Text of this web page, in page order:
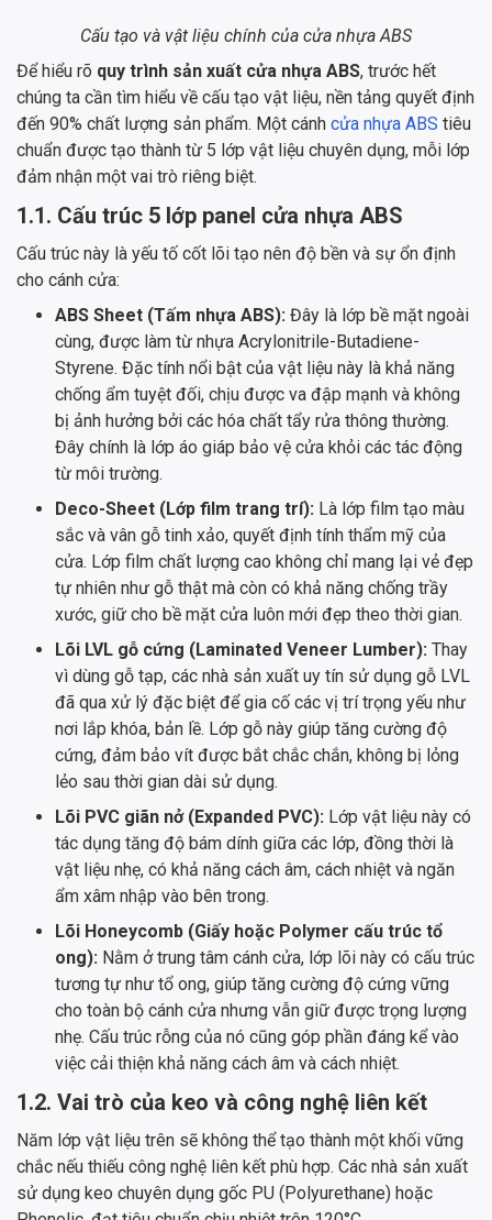
Cấu tạo và vật liệu chính của cửa nhựa ABS
Để hiểu rõ quy trình sản xuất cửa nhựa ABS, trước hết
chúng ta cần tìm hiểu về cấu tạo vật liệu, nền tảng quyết định
đến 90% chất lượng sản phẩm. Một cánh cửa nhựa ABS tiêu
chuẩn được tạo thành từ 5 lớp vật liệu chuyên dụng, mỗi lớp
đảm nhận một vai trò riêng biệt.
1.1. Cấu trúc 5 lớp panel cửa nhựa ABS
Cấu trúc này là yếu tố cốt lõi tạo nên độ bền và sự ổn định
cho cánh cửa:
ABS Sheet (Tấm nhựa ABS): Đây là lớp bề mặt ngoài
cùng, được làm từ nhựa Acrylonitrile-Butadiene-
Styrene. Đặc tính nổi bật của vật liệu này là khả năng
chống ẩm tuyệt đối, chịu được va đập mạnh và không
bị ảnh hưởng bởi các hóa chất tẩy rửa thông thường.
Đây chính là lớp áo giáp bảo vệ cửa khỏi các tác động
từ môi trường.
Deco-Sheet (Lớp film trang trí): Là lớp film tạo màu
sắc và vân gỗ tinh xảo, quyết định tính thẩm mỹ của
cửa. Lớp film chất lượng cao không chỉ mang lại vẻ đẹp
tự nhiên như gỗ thật mà còn có khả năng chống trầy
xước, giữ cho bề mặt cửa luôn mới đẹp theo thời gian.
Lõi LVL gỗ cứng (Laminated Veneer Lumber): Thay
vì dùng gỗ tạp, các nhà sản xuất uy tín sử dụng gỗ LVL
đã qua xử lý đặc biệt để gia cố các vị trí trọng yếu như
nơi lắp khóa, bản lề. Lớp gỗ này giúp tăng cường độ
cứng, đảm bảo vít được bắt chắc chắn, không bị lỏng
lẻo sau thời gian dài sử dụng.
Lõi PVC giãn nở (Expanded PVC): Lớp vật liệu này có
tác dụng tăng độ bám dính giữa các lớp, đồng thời là
vật liệu nhẹ, có khả năng cách âm, cách nhiệt và ngăn
ẩm xâm nhập vào bên trong.
Lõi Honeycomb (Giấy hoặc Polymer cấu trúc tổ
ong): Nằm ở trung tâm cánh cửa, lớp lõi này có cấu trúc
tương tự như tổ ong, giúp tăng cường độ cứng vững
cho toàn bộ cánh cửa nhưng vẫn giữ được trọng lượng
nhẹ. Cấu trúc rỗng của nó cũng góp phần đáng kể vào
việc cải thiện khả năng cách âm và cách nhiệt.
1.2. Vai trò của keo và công nghệ liên kết
Năm lớp vật liệu trên sẽ không thể tạo thành một khối vững
chắc nếu thiếu công nghệ liên kết phù hợp. Các nhà sản xuất
sử dụng keo chuyên dụng gốc PU (Polyurethane) hoặc